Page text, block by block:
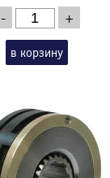
- +
в корзину